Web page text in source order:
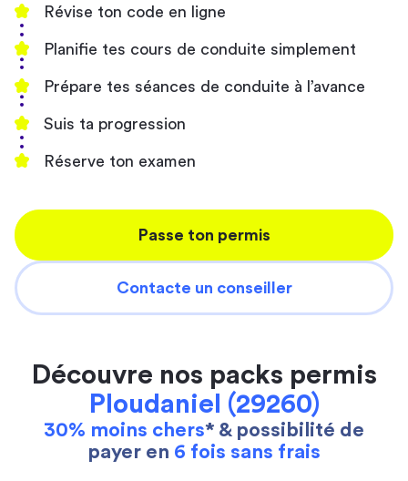
Révise ton code en ligne
Planifie tes cours de conduite simplement
Prépare tes séances de conduite à l’avance
Suis ta progression
Réserve ton examen
Passe ton permis
Contacte un conseiller
Découvre nos packs permis
Ploudaniel (29260)
30% moins chers* & possibilité de
payer en 6 fois sans frais